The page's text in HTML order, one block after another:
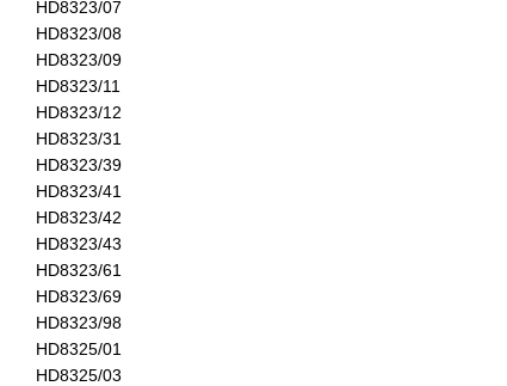
HD8323/07
HD8323/08
HD8323/09
HD8323/11
HD8323/12
HD8323/31
HD8323/39
HD8323/41
HD8323/42
HD8323/43
HD8323/61
HD8323/69
HD8323/98
HD8325/01
HD8325/03